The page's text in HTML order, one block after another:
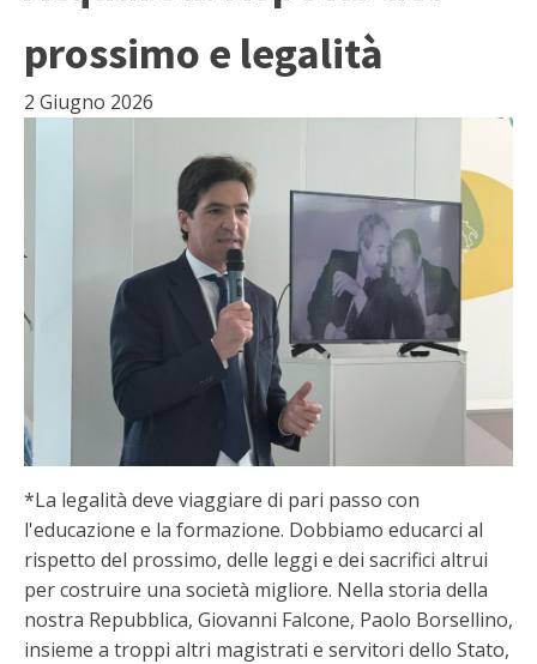
prossimo e legalità
2 Giugno 2026
*La legalità deve viaggiare di pari passo con
l'educazione e la formazione. Dobbiamo educarci al
rispetto del prossimo, delle leggi e dei sacrifici altrui
per costruire una società migliore. Nella storia della
nostra Repubblica, Giovanni Falcone, Paolo Borsellino,
insieme a troppi altri magistrati e servitori dello Stato,